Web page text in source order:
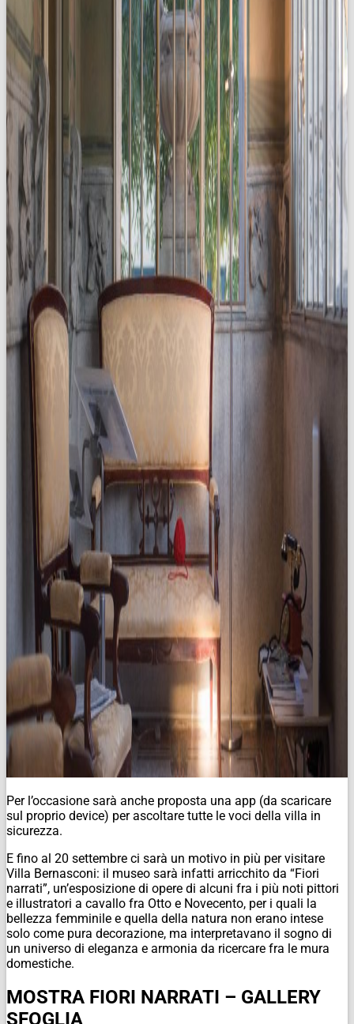
Per l’occasione sarà anche proposta una app (da scaricare
sul proprio device) per ascoltare tutte le voci della villa in
sicurezza.
E fino al 20 settembre ci sarà un motivo in più per visitare
Villa Bernasconi: il museo sarà infatti arricchito da “Fiori
narrati”, un’esposizione di opere di alcuni fra i più noti pittori
e illustratori a cavallo fra Otto e Novecento, per i quali la
bellezza femminile e quella della natura non erano intese
solo come pura decorazione, ma interpretavano il sogno di
un universo di eleganza e armonia da ricercare fra le mura
domestiche.
MOSTRA FIORI NARRATI – GALLERY